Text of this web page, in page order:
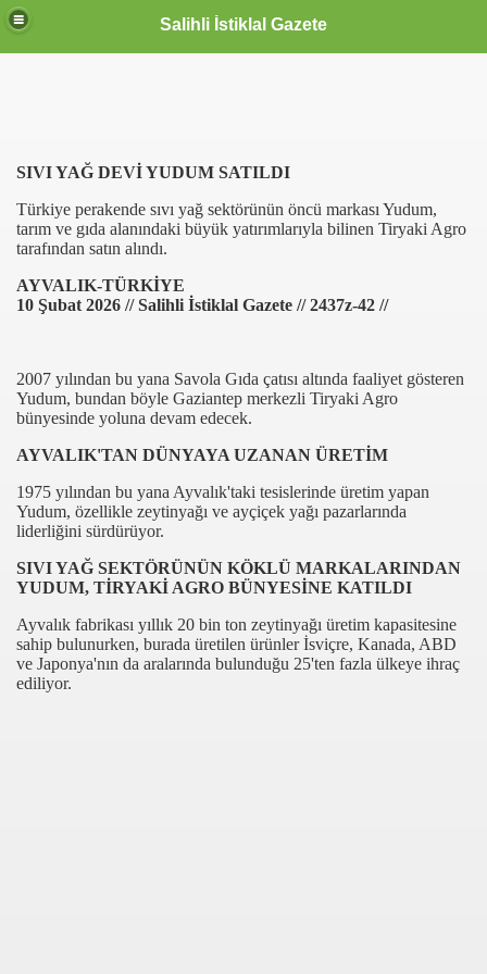
Salihli İstiklal Gazete
SIVI YAĞ DEVİ YUDUM SATILDI
Türkiye perakende sıvı yağ sektörünün öncü markası Yudum,
tarım ve gıda alanındaki büyük yatırımlarıyla bilinen Tiryaki Agro
tarafından satın alındı.
AYVALIK-TÜRKİYE
10 Şubat 2026 // Salihli İstiklal Gazete // 2437z-42 //
2007 yılından bu yana Savola Gıda çatısı altında faaliyet gösteren
Yudum, bundan böyle Gaziantep merkezli Tiryaki Agro
bünyesinde yoluna devam edecek.
AYVALIK'TAN DÜNYAYA UZANAN ÜRETİM
1975 yılından bu yana Ayvalık'taki tesislerinde üretim yapan
Yudum, özellikle zeytinyağı ve ayçiçek yağı pazarlarında
liderliğini sürdürüyor.
SIVI YAĞ SEKTÖRÜNÜN KÖKLÜ MARKALARINDAN
YUDUM, TİRYAKİ AGRO BÜNYESİNE KATILDI
Ayvalık fabrikası yıllık 20 bin ton zeytinyağı üretim kapasitesine
sahip bulunurken, burada üretilen ürünler İsviçre, Kanada, ABD
ve Japonya'nın da aralarında bulunduğu 25'ten fazla ülkeye ihraç
ediliyor.